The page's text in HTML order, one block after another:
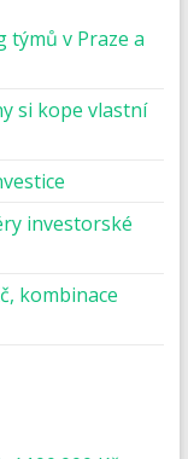
týmů v Praze a
si kope vlastní
investorské
kombinace